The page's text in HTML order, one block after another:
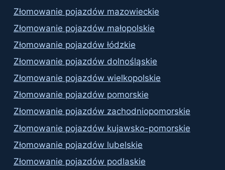
Złomowanie pojazdów mazowieckie
Złomowanie pojazdów małopolskie
Złomowanie pojazdów łódzkie
Złomowanie pojazdów dolnośląskie
Złomowanie pojazdów wielkopolskie
Złomowanie pojazdów pomorskie
Złomowanie pojazdów zachodniopomorskie
Złomowanie pojazdów kujawsko-pomorskie
Złomowanie pojazdów lubelskie
Złomowanie pojazdów podlaskie